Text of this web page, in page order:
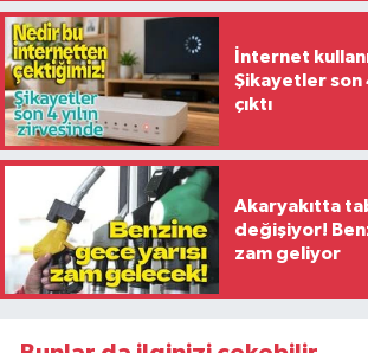
İnternet
Şikayetler son
çıktı
Akaryakıtta
değişiyor!
zam geliyor